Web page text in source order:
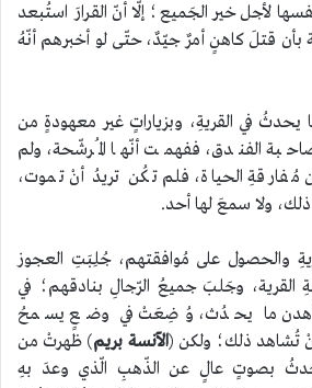
لأجل خير الجَميع؛ إلّا أنّ القرارَ استُبعد
بأن قتلَ كاهنٍ أمرٌ جيّدٌ، حتّى لو أخبرهم أنّهُ
يحدثُ في القريةِ، وبزياراتٍ غير معهودةٍ من
الفندق، ففهمت أنّها المُرشّحة، ولم
الحياة، فلم تكُن تريدُ أنْ تموت،
ولا سمعَ لها أحد.
والحصول على مُوافقتهم، جُلِبَتِ العجوز
وجَلبَ جميعُ الرّجالِ بنادقهم؛ في
ما يحدُث، وُضِعَتْ في وضعٍ يسمحُ
تُشاهد ذلك؛ ولكن (الآنسة بريم) ظهرتْ من
بصوتٍ عالٍ عن الذّهبِ الّذي وعدَ بهِ